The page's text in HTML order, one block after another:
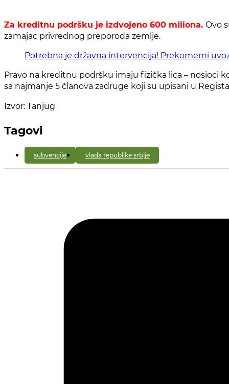
Za kreditnu podršku je izdvojeno 600 miliona. Ovo
zamajac privrednog preporoda zemlje.
Potrebna je državna intervencija! Prekomerni
Pravo na kreditnu podršku imaju fizička lica – nosioci
sa najmanje 5 članova zadruge koji su upisani u
Izvor: Tanjug
Tagovi
subvencije vlada republike srbije